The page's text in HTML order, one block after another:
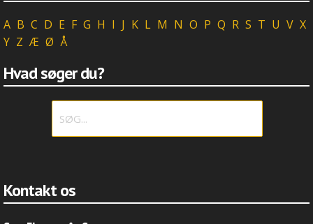
A B C D E F G H I J K L M N O P Q R S T U V X
Y Z Æ Ø Å
Hvad søger du?
Kontakt os